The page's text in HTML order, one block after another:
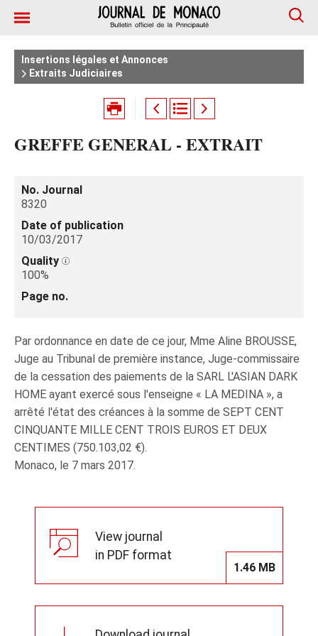
Insertions légales et Annonces
Extraits Judiciaires
GREFFE GENERAL - EXTRAIT
No. Journal
8320
Date of publication
10/03/2017
Quality
100%
Page no.
Par ordonnance en date de ce jour, Mme Aline BROUSSE,
Juge au Tribunal de première instance, Juge-commissaire
de la cessation des paiements de la SARL L'ASIAN DARK
HOME ayant exercé sous l'enseigne « LA MEDINA », a
arrêté l'état des créances à la somme de SEPT CENT
CINQUANTE MILLE CENT TROIS EUROS ET DEUX
CENTIMES (750.103,02 €).
Monaco, le 7 mars 2017.
View journal
in PDF format
1.46 MB